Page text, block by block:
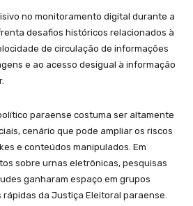
no monitoramento digital durante a
desafios históricos relacionados à
de circulação de informações
e ao acesso desigual à informação
paraense costuma ser altamente
cenário que pode ampliar os riscos
e conteúdos manipulados. Em
sobre urnas eletrônicas, pesquisas
ganharam espaço em grupos
da Justiça Eleitoral paraense.